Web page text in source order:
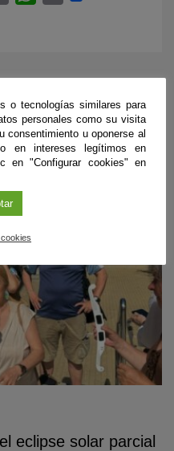
eclipse solar parcial
o tecnologías similares para
personales como su visita
consentimiento u oponerse al
en intereses legítimos en
en "Configurar cookies" en